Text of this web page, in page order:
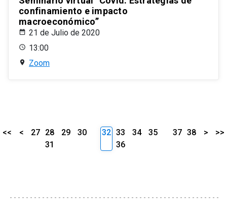
confinamiento e impacto
macroeconómico”
21 de Julio de 2020
13:00
Zoom
<< < 27 28 29
30
31
32 33 34
35
36
37 38 > >>